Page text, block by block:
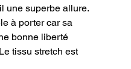
une superbe allure.
à porter car sa
bonne liberté
tissu stretch est